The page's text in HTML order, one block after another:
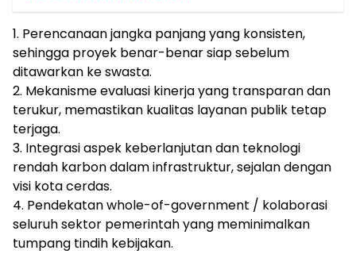
1. Perencanaan jangka panjang yang konsisten,
sehingga proyek benar-benar siap sebelum
ditawarkan ke swasta.
2. Mekanisme evaluasi kinerja yang transparan dan
terukur, memastikan kualitas layanan publik tetap
terjaga.
3. Integrasi aspek keberlanjutan dan teknologi
rendah karbon dalam infrastruktur, sejalan dengan
visi kota cerdas.
4. Pendekatan whole-of-government / kolaborasi
seluruh sektor pemerintah yang meminimalkan
tumpang tindih kebijakan.